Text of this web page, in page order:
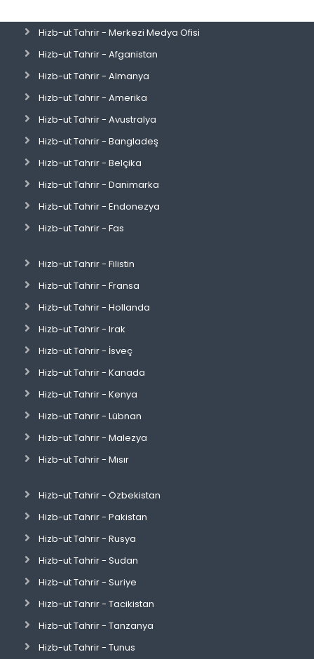
Hizb-ut Tahrir - Merkezi Medya Ofisi
Hizb-ut Tahrir - Afganistan
Hizb-ut Tahrir - Almanya
Hizb-ut Tahrir - Amerika
Hizb-ut Tahrir - Avustralya
Hizb-ut Tahrir - Bangladeş
Hizb-ut Tahrir - Belçika
Hizb-ut Tahrir - Danimarka
Hizb-ut Tahrir - Endonezya
Hizb-ut Tahrir - Fas
Hizb-ut Tahrir - Filistin
Hizb-ut Tahrir - Fransa
Hizb-ut Tahrir - Hollanda
Hizb-ut Tahrir - Irak
Hizb-ut Tahrir - İsveç
Hizb-ut Tahrir - Kanada
Hizb-ut Tahrir - Kenya
Hizb-ut Tahrir - Lübnan
Hizb-ut Tahrir - Malezya
Hizb-ut Tahrir - Mısır
Hizb-ut Tahrir - Özbekistan
Hizb-ut Tahrir - Pakistan
Hizb-ut Tahrir - Rusya
Hizb-ut Tahrir - Sudan
Hizb-ut Tahrir - Suriye
Hizb-ut Tahrir - Tacikistan
Hizb-ut Tahrir - Tanzanya
Hizb-ut Tahrir - Tunus